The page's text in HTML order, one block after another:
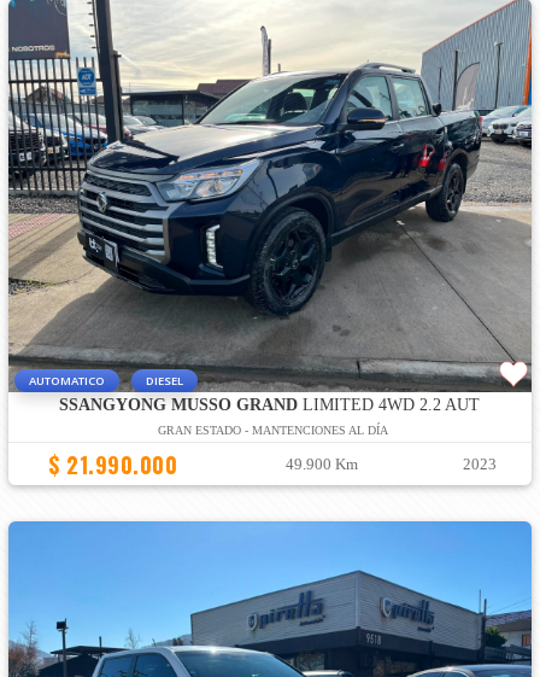
AUTOMATICO DIESEL
SSANGYONG MUSSO GRAND LIMITED 4WD 2.2 AUT
GRAN ESTADO - MANTENCIONES AL DÍA
$ 21.990.000 49.900 Km 2023